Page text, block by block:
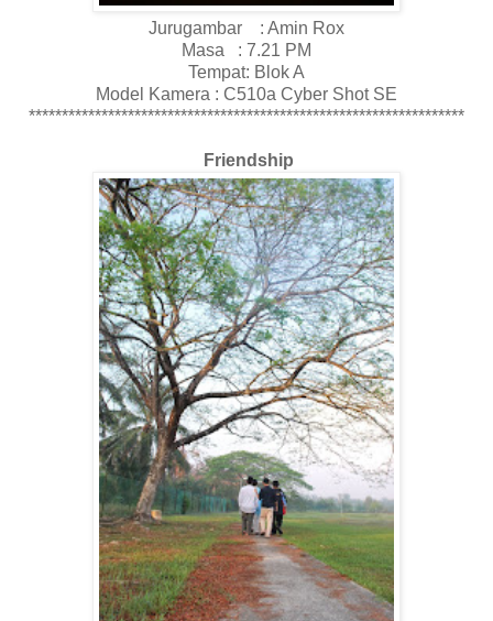
Jurugambar : Amin Rox
Masa : 7.21 PM
Tempat: Blok A
Model Kamera : C510a Cyber Shot SE
******************************************************************
Friendship